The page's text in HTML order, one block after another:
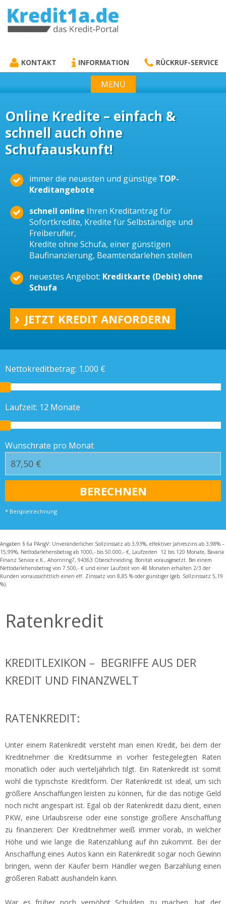
KREDIT1A.DE
KONTAKT INFORMATION RÜCKRUF-SERVICE
MENÜ
Online Kredite – einfach &
schnell auch ohne
Schufaauskunft!
immer die neuesten und günstige TOP-
Kreditangebote
schnell online Ihren Kreditantrag für
Sofortkredite, Kredite für Selbständige und
Freiberufler,
Kredite ohne Schufa, einer günstigen
Baufinanzierung, Beamtendarlehen stellen
neuestes Angebot: Kreditkarte (Debit) ohne
Schufa
JETZT KREDIT ANFORDERN
Nettokreditbetrag: 1.000 €
Laufzeit: 12 Monate
Wunschrate pro Monat
* Beispielrechnung
Angaben § 6a PAngV: Unveränderlicher Sollzinssatz ab 3,93%, effektiver Jahreszins ab 3,98% –
15,99%, Nettodarlehensbetrag ab 1000,- bis 50.000,- €, Laufzeiten 12 bis 120 Monate, Bavaria
Finanz Service e.K., Ahornring7, 94363 Oberschneiding. Bonität vorausgesetzt. Bei einem
Nettodarlehensbetrag von 7.500,- € und einer Laufzeit von 48 Monaten erhalten 2/3 der
Kunden vorraussichttlich einen eff. Zinssatz von 8,85 % oder günstiger (geb. Sollzinssatz 5,19
%).
Ratenkredit
KREDITLEXIKON – BEGRIFFE AUS DER
KREDIT UND FINANZWELT
RATENKREDIT:
Unter einem Ratenkredit versteht man einen Kredit, bei dem der
Kreditnehmer die Kreditsumme in vorher festegelegten Raten
monatlich oder auch vierteljährlich tilgt. Ein Ratenkredit ist somit
wohl die typischste Kreditform. Der Ratenkredit ist ideal, um sich
größere Anschaffungen leisten zu können, für die das nötige Geld
noch nicht angespart ist. Egal ob der Ratenkredit dazu dient, einen
PKW, eine Urlaubsreise oder eine sonstige größere Anschaffung
zu finanzieren: Der Kreditnehmer weiß immer vorab, in welcher
Höhe und wie lange die Ratenzahlung auf ihn zukommt. Bei der
Anschaffung eines Autos kann ein Ratenkredit sogar noch Gewinn
bringen, wenn der Käufer beim Händler wegen Barzahlung einen
größeren Rabatt aushandeln kann.